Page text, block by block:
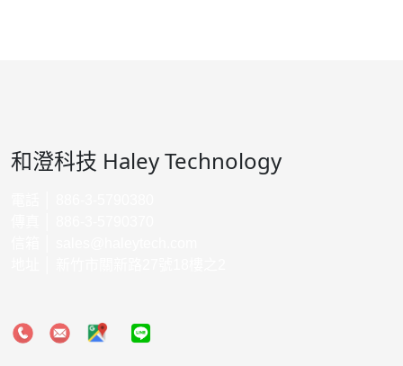
和澄科技 Haley Technology